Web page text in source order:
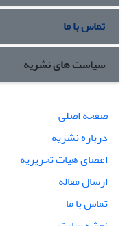
تماس با ما
سیاست های نشریه
صفحه اصلی
درباره نشریه
اعضای هیات تحریریه
ارسال مقاله
تماس با ما